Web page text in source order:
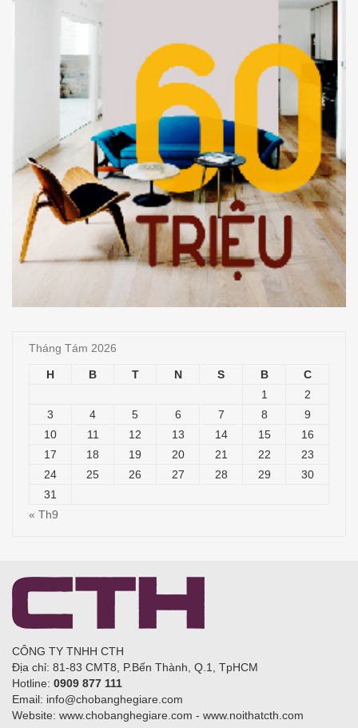
Tháng Tám 2026
H B T N S B
C
1
2
3
4 5 6 7 8
9
10
11 12 13 14 15
16
17
18 19 20 21 22
23
24
25 26 27 28 29
30
31
« Th9
CÔNG TY TNHH CTH
Địa chỉ: 81-83 CMT8, P.Bến Thành, Q.1, TpHCM
Hotline: 0909 877 111
Email: info@chobanghegiare.com
Website: www.chobanghegiare.com - www.noithatcth.com